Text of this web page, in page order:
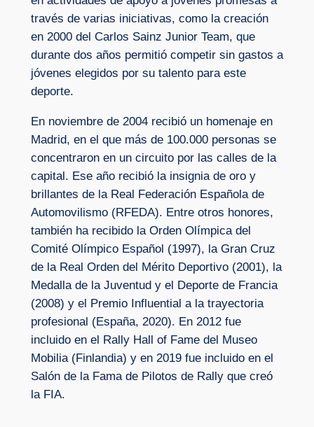
través de varias iniciativas, como la creación
en 2000 del Carlos Sainz Junior Team, que
durante dos años permitió competir sin gastos a
jóvenes elegidos por su talento para este
deporte.
En noviembre de 2004 recibió un homenaje en
Madrid, en el que más de 100.000 personas se
concentraron en un circuito por las calles de la
capital. Ese año recibió la insignia de oro y
brillantes de la Real Federación Española de
Automovilismo (RFEDA). Entre otros honores,
también ha recibido la Orden Olímpica del
Comité Olímpico Español (1997), la Gran Cruz
de la Real Orden del Mérito Deportivo (2001), la
Medalla de la Juventud y el Deporte de Francia
(2008) y el Premio Influential a la trayectoria
profesional (España, 2020). En 2012 fue
incluido en el Rally Hall of Fame del Museo
Mobilia (Finlandia) y en 2019 fue incluido en el
Salón de la Fama de Pilotos de Rally que creó
la FIA.